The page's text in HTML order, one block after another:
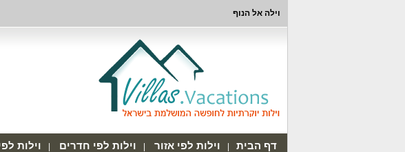
וילה אל הנוף
דף הבית וילות לפי אזור וילות לפי חדרים וילות